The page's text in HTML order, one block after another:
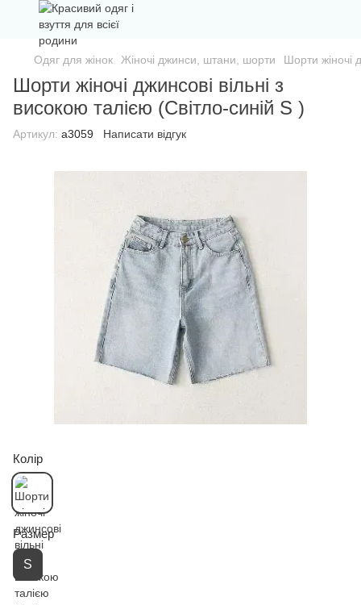
Одяг для жінок Жіночі джинси, штани, шорти Шорти жіночі
Шорти жіночі джинсові вільні з
високою талією (Світло-синій S )
Артикул: а3059 Написати відгук
Колір
Размер
S